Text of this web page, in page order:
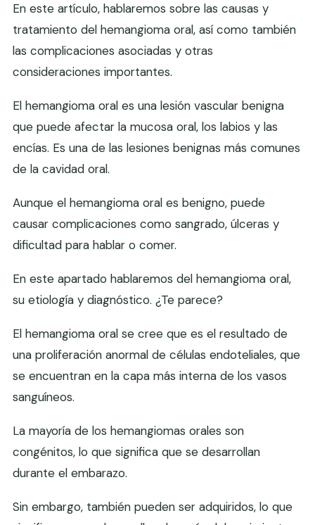
En este artículo, hablaremos sobre las causas y
tratamiento del hemangioma oral, así como también
las complicaciones asociadas y otras
consideraciones importantes.
El hemangioma oral es una lesión vascular benigna
que puede afectar la mucosa oral, los labios y las
encías. Es una de las lesiones benignas más comunes
de la cavidad oral.
Aunque el hemangioma oral es benigno, puede
causar complicaciones como sangrado, úlceras y
dificultad para hablar o comer.
En este apartado hablaremos del hemangioma oral,
su etiología y diagnóstico. ¿Te parece?
El hemangioma oral se cree que es el resultado de
una proliferación anormal de células endoteliales, que
se encuentran en la capa más interna de los vasos
sanguíneos.
La mayoría de los hemangiomas orales son
congénitos, lo que significa que se desarrollan
durante el embarazo.
Sin embargo, también pueden ser adquiridos, lo que